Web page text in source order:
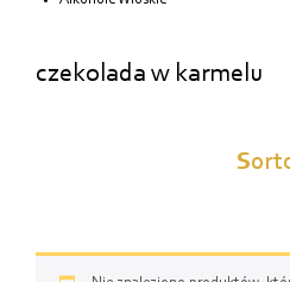
czekolada w karmelu